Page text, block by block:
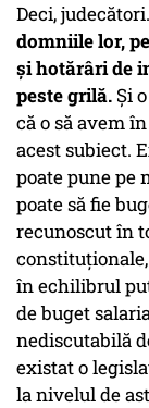
Deci, judecători.
domniile lor,
și hotărâri de
peste grilă. Și
că o să avem
acest subiect.
poate pune pe
poate să fie
recunoscut în
în echilibrul
de buget
nediscutabilă
existat o
la nivelul de